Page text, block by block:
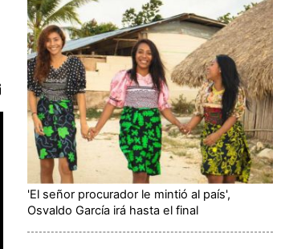
'El señor procurador le mintió al país',
Osvaldo García irá hasta el final